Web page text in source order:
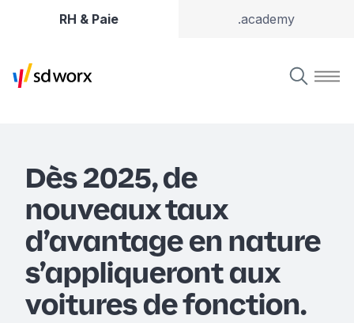
RH & Paie .academy
Dès 2025, de
nouveaux taux
d’avantage en nature
s’appliqueront aux
voitures de fonction.